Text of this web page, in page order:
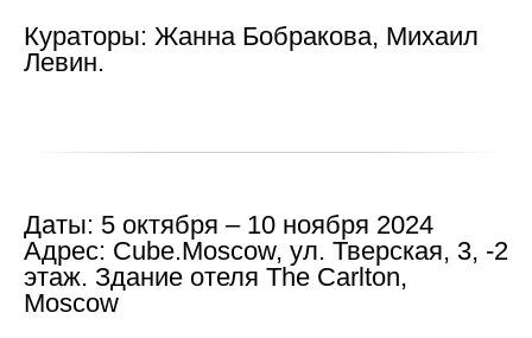
Кураторы: Жанна Бобракова, Михаил
Левин.
Даты: 5 октября – 10 ноября 2024
Адрес: Cube.Moscow, ул. Тверская, 3, -2
этаж. Здание отеля The Carlton,
Moscow